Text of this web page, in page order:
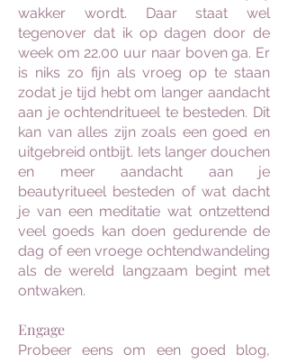
wakker wordt. Daar staat wel
tegenover dat ik op dagen door de
week om 22.00 uur naar boven ga. Er
is niks zo fijn als vroeg op te staan
zodat je tijd hebt om langer aandacht
aan je ochtendritueel te besteden. Dit
kan van alles zijn zoals een goed en
uitgebreid ontbijt. Iets langer douchen
en meer aandacht aan je
beautyritueel besteden of wat dacht
je van een meditatie wat ontzettend
veel goeds kan doen gedurende de
dag of een vroege ochtendwandeling
als de wereld langzaam begint met
ontwaken.
Engage
Probeer eens om een goed blog,